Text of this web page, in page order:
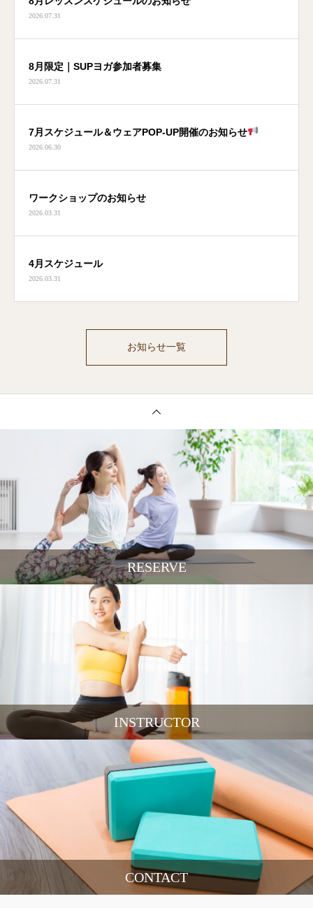
2026.07.31
8月限定｜SUPヨガ参加者募集
2026.07.31
7月スケジュール＆ウェアPOP-UP開催のお知らせ
2026.06.30
ワークショップのお知らせ
2026.03.31
4月スケジュール
2026.03.31
お知らせ一覧
RESERVE
INSTRUCTOR
CONTACT